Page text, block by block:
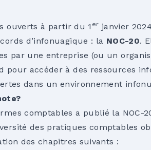
ouverts à partir du 1 er janvier
d’infonuagique : la NOC-20.
par une entreprise (ou un
pour accéder à des ressources
dans un environnement
comptables a publié la NOC-
des pratiques comptables
des chapitres suivants :